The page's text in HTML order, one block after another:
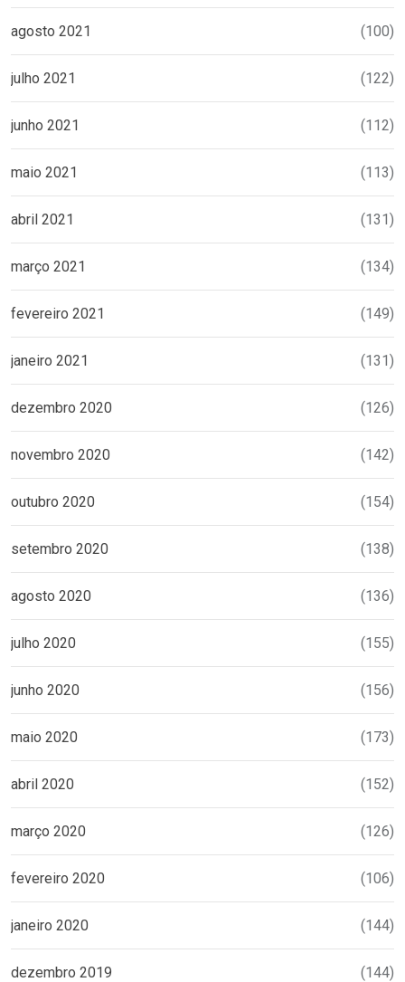
agosto 2021 (100)
julho 2021 (122)
junho 2021 (112)
maio 2021 (113)
abril 2021 (131)
março 2021 (134)
fevereiro 2021 (149)
janeiro 2021 (131)
dezembro 2020 (126)
novembro 2020 (142)
outubro 2020 (154)
setembro 2020 (138)
agosto 2020 (136)
julho 2020 (155)
junho 2020 (156)
maio 2020 (173)
abril 2020 (152)
março 2020 (126)
fevereiro 2020 (106)
janeiro 2020 (144)
dezembro 2019 (144)